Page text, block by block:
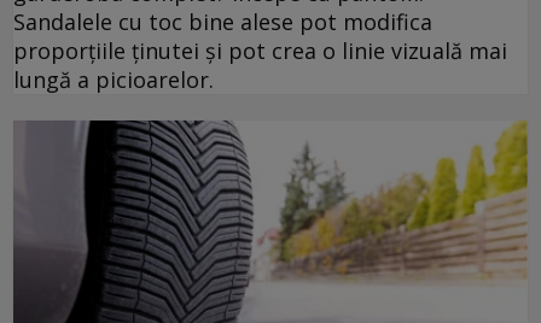
Sandalele cu toc bine alese pot modifica
proporțiile ținutei și pot crea o linie vizuală mai
lungă a picioarelor.